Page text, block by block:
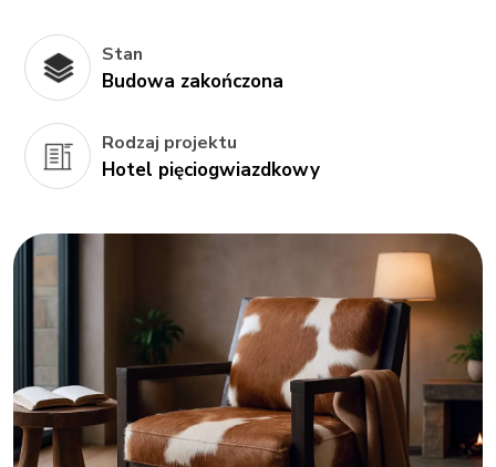
Stan
Budowa zakończona
Rodzaj projektu
Hotel pięciogwiazdkowy